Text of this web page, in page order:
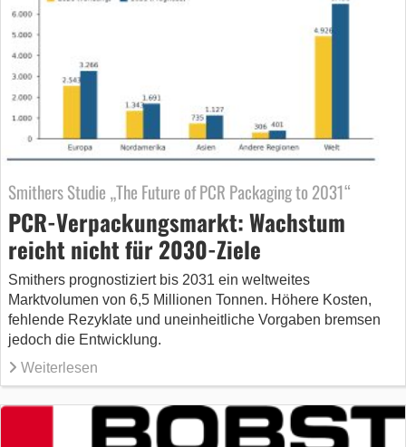
Smithers Studie „The Future of PCR Packaging to 2031“
PCR-Verpackungsmarkt: Wachstum
reicht nicht für 2030-Ziele
Smithers prognostiziert bis 2031 ein weltweites
Marktvolumen von 6,5 Millionen Tonnen. Höhere Kosten,
fehlende Rezyklate und uneinheitliche Vorgaben bremsen
jedoch die Entwicklung.
Weiterlesen